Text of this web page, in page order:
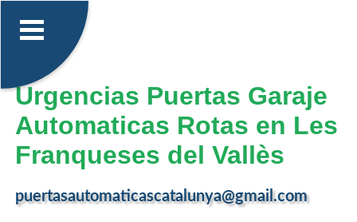
Urgencias Puertas Garaje
Automaticas Rotas en Les
Franqueses del Vallès
puertasautomaticascatalunya@gmail.com